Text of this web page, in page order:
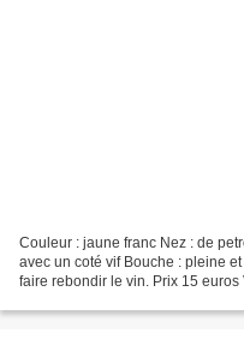
Couleur : jaune franc Nez : de
avec un coté vif Bouche : pleine
faire rebondir le vin. Prix 15 euros